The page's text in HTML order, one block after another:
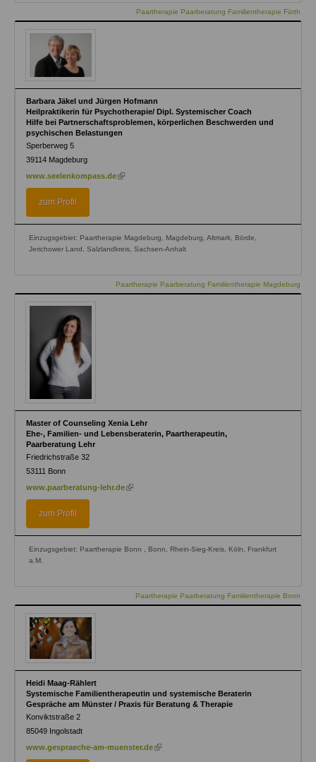
Paartherapie Paarberatung Familientherapie Fürth
Barbara Jäkel und Jürgen Hofmann
Heilpraktikerin für Psychotherapie/ Dipl. Systemischer Coach
Hilfe bei Partnerschaftsproblemen, körperlichen Beschwerden und
psychischen Belastungen
Sperberweg 5
39114 Magdeburg
www.seelenkompass.de (link
zum Profil
Einzugsgebiet: Paartherapie Magdeburg, Magdeburg, Altmark, Börde,
Jerichower Land, Salzlandkreis, Sachsen-Anhalt
Paartherapie Paarberatung Familientherapie Magdeburg
Master of Counseling Xenia Lehr
Ehe-, Familien- und Lebensberaterin, Paartherapeutin,
Paarberatung Lehr
Friedrichstraße 32
53111
Bonn
www.paarberatung-lehr.de (link
zum Profil
Einzugsgebiet: Paartherapie Bonn , Bonn, Rhein-Sieg-Kreis, Köln, Frankfurt
a.M.
Paartherapie Paarberatung Familientherapie Bonn
Heidi Maag-Rählert
Systemische Familientherapeutin und systemische Beraterin
Gespräche am Münster / Praxis für Beratung & Therapie
Konviktstraße 2
85049 Ingolstadt
www.gespraeche-am-muenster.de (link